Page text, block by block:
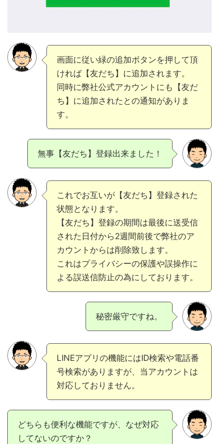
画面に従い緑の追加ボタンを押して頂
ければ【友だち】に追加されます。
同時に弊社公式アカウントにも【友だ
ち】に追加されたとの通知がありま
す。
無事【友だち】登録出来ました！
これでお互いが【友だち】登録された
状態となります。
【友だち】登録の期間は最後に送受信
された日付から2週間前後で弊社のア
カウントからは削除致します。
これはプライバシーの保護や誤操作に
よる誤送信防止の為にしております。
秘密厳守ですね。
LINEアプリの機能にはID検索や電話番
号検索がありますが、当アカウントは
対応しておりません。
どちらも便利な機能ですが、なぜ対応
してないのですか？